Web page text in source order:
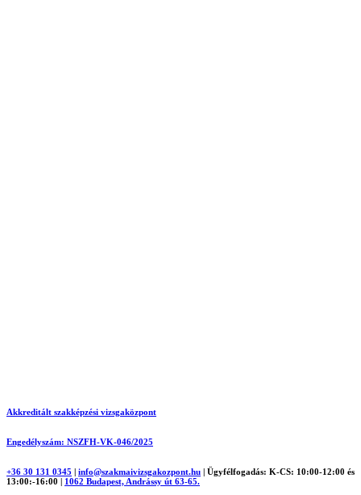
Akkreditált szakképzési vizsgaközpont
Engedélyszám: NSZFH-VK-046/2025
+36 30 131 0345 info@szakmaivizsgakozpont.hu
Ügyfélfogadás: K-CS: 10:00-12:00 és
13:00:-16:00
1062 Budapest, Andrássy út 63-65.